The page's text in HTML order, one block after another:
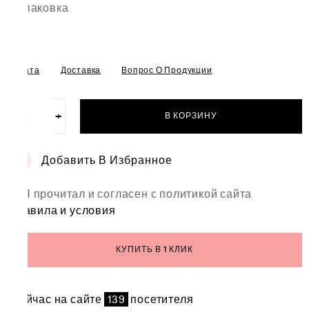
Упаковка
Оплата Доставка Вопрос О Продукции
Количество
Букет
рай"
+ В КОРЗИНУ
Добавить В Избранное
Я прочитал и согласен с политикой сайта
правила и условия
КУПИТЬ В 1 КЛИК
Сейчас на сайте 139 посетителя